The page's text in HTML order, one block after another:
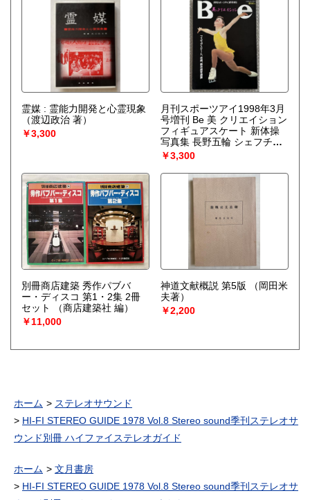
霊媒 : 霊能力開発と心霊現象
（渡辺政治 著）
￥3,300
月刊スポーツアイ1998年3月
号増刊 Be 美 クリエイション
フィギュアスケート 新体操
写真集 長野五輪 シェフチェ
ンコ ブチルスカヤ リピンス
キー
￥3,300
別冊商店建築 秀作パブバ
ー・ディスコ 第1・2集 2冊
セット
（商店建築社 編）
￥11,000
神道文献概説 第5版
（岡田米
夫著）
￥2,200
ホーム
ステレオサウンド
HI-FI STEREO GUIDE 1978 Vol.8 Stereo sound季刊ステレオサ
ウンド別冊 ハイファイステレオガイド
ホーム
文月書房
HI-FI STEREO GUIDE 1978 Vol.8 Stereo sound季刊ステレオサ